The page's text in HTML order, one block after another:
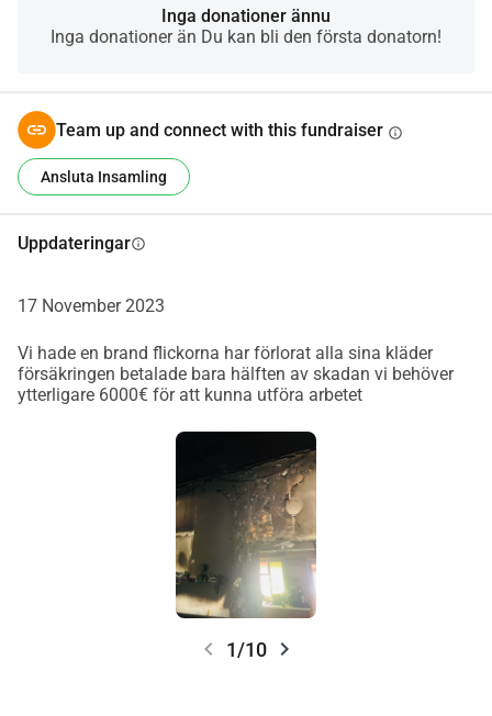
Inga donationer ännu
Inga donationer än Du kan bli den första donatorn!
Team up and connect with this fundraiser info
Ansluta Insamling
Uppdateringarinfo
17 November 2023
Vi hade en brand flickorna har förlorat alla sina kläder
försäkringen betalade bara hälften av skadan vi behöver
ytterligare 6000€ för att kunna utföra arbetet
chevron_left 1/10 chevron_right